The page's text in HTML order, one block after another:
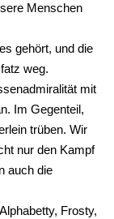
Menschen
gehört, und die
weg.
mit
Im Gegenteil,
trüben. Wir
nur den Kampf
auch die
Frosty,